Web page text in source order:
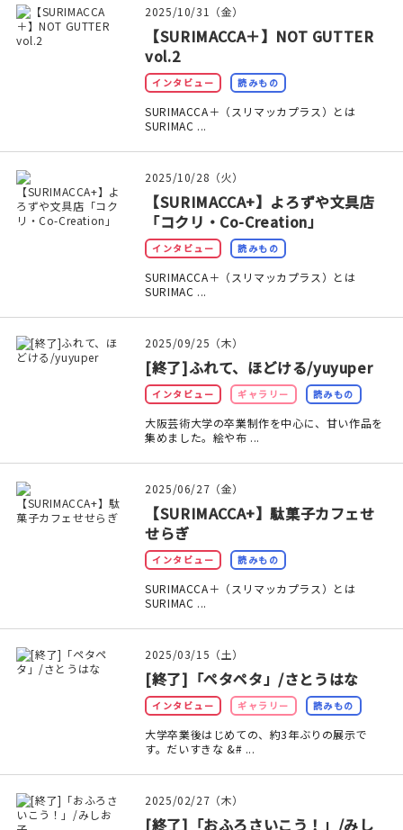
ギャラリー
おしらせ
カートを見る
お問い合わせ
2025/10/31（金）
【SURIMACCA＋】NOT GUTTER
vol.2
インタビュー 読みもの
SURIMACCA＋（スリマッカプラス）とは
SURIMAC ...
2025/10/28（火）
【SURIMACCA+】よろずや文具店
「コクリ・Co-Creation」
インタビュー 読みもの
SURIMACCA＋（スリマッカプラス）とは
SURIMAC ...
2025/09/25（木）
[終了]ふれて、ほどける/yuyuper
インタビュー ギャラリー 読みもの
大阪芸術大学の卒業制作を中心に、甘い作品を
集めました。絵や布 ...
2025/06/27（金）
【SURIMACCA+】駄菓子カフェせ
せらぎ
インタビュー 読みもの
SURIMACCA＋（スリマッカプラス）とは
SURIMAC ...
2025/03/15（土）
[終了]「ペタペタ」/さとうはな
インタビュー ギャラリー 読みもの
大学卒業後はじめての、約3年ぶりの展示で
す。だいすきな &# ...
2025/02/27（木）
[終了]「おふろさいこう！」/みし